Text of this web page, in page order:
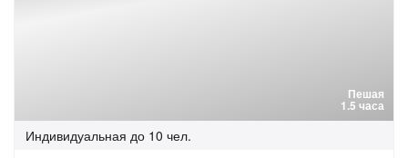
Пешая
1.5 часа
Индивидуальная до 10 чел.